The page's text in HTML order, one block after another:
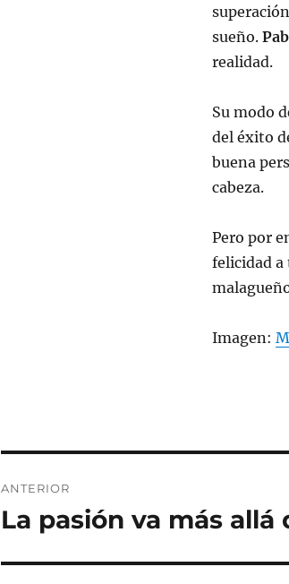
sueño.
realidad.
Su modo
del éxito
buena
cabeza.
Pero por
felicidad a
Imagen:
de
ANTERIOR
Entrada
La pasión va más allá